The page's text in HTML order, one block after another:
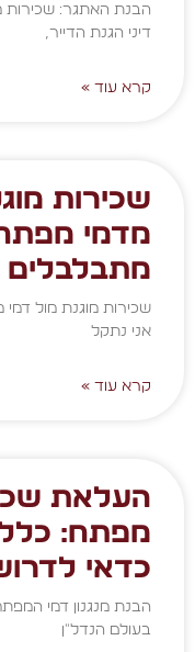
הבנת האתגר: שכירות
דיני הגנת הדייר,
קרא עוד »
שכירות
מדמי
מתבלבלים
שכירות מוגנת מול
אני נתקל
קרא עוד »
העלאת
מפתח:
כדאי
הבנת מנגנון דמי
בעולם הנדל"ן